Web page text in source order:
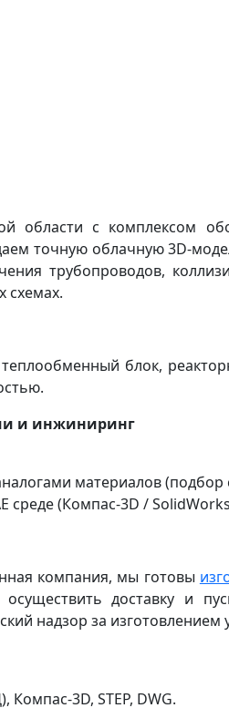
области с комплексом
точную облачную 3D-
трубопроводов,
схемах.
блок,
и инжиниринг
материалов (подбор
среде (Компас-3D /
компания, мы готовы
доставку и
надзор за изготовлением
Компас-3D, STEP, DWG.